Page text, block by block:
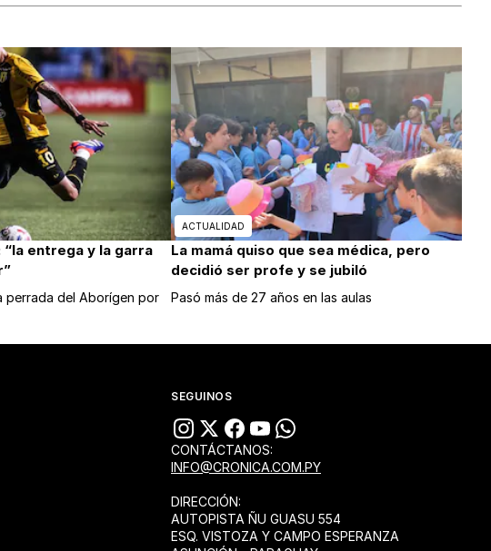
entrega y la garra
perrada del Aborígen por
ACTUALIDAD
La mamá quiso que sea médica, pero
decidió ser profe y se jubiló
Pasó más de 27 años en las aulas
SEGUINOS
CONTÁCTANOS:
INFO@CRONICA.COM.PY
DIRECCIÓN:
AUTOPISTA ÑU GUASU 554
ESQ. VISTOZA Y CAMPO ESPERANZA